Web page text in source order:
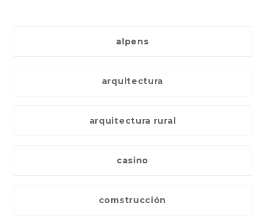
alpens
arquitectura
arquitectura rural
casino
comstrucción